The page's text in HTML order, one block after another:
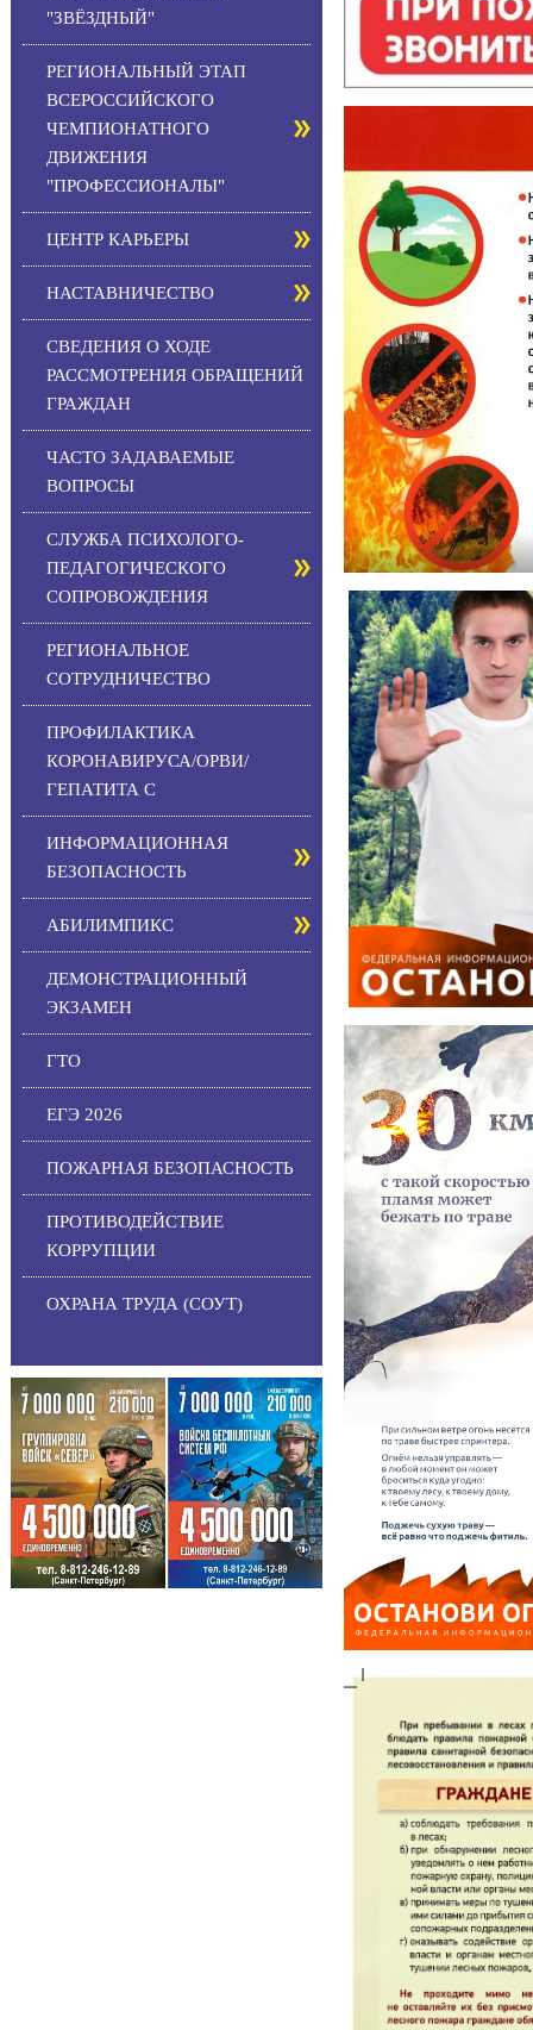
"ЗВЁЗДНЫЙ"
РЕГИОНАЛЬНЫЙ ЭТАП
ВСЕРОССИЙСКОГО
ЧЕМПИОНАТНОГО
ДВИЖЕНИЯ
"ПРОФЕССИОНАЛЫ"
ЦЕНТР КАРЬЕРЫ
НАСТАВНИЧЕСТВО
СВЕДЕНИЯ О ХОДЕ
РАССМОТРЕНИЯ ОБРАЩЕНИЙ
ГРАЖДАН
ЧАСТО ЗАДАВАЕМЫЕ
ВОПРОСЫ
СЛУЖБА ПСИХОЛОГО-
ПЕДАГОГИЧЕСКОГО
СОПРОВОЖДЕНИЯ
РЕГИОНАЛЬНОЕ
СОТРУДНИЧЕСТВО
ПРОФИЛАКТИКА
КОРОНАВИРУСА/ОРВИ/
ГЕПАТИТА С
ИНФОРМАЦИОННАЯ
БЕЗОПАСНОСТЬ
АБИЛИМПИКС
ДЕМОНСТРАЦИОННЫЙ
ЭКЗАМЕН
ГТО
ЕГЭ 2026
ПОЖАРНАЯ БЕЗОПАСНОСТЬ
ПРОТИВОДЕЙСТВИЕ
КОРРУПЦИИ
ОХРАНА ТРУДА (СОУТ)